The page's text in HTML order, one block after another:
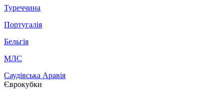
Туреччина
Португалія
Бельгія
МЛС
Саудівська Аравія
Єврокубки